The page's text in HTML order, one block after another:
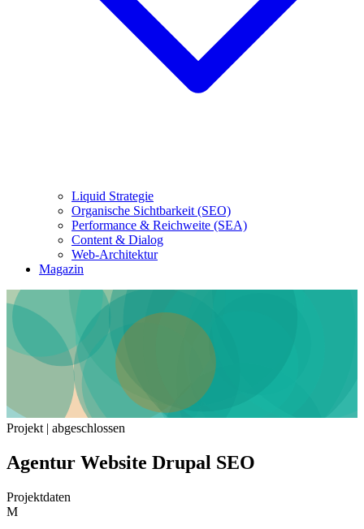
Liquid Strategie
Organische Sichtbarkeit (SEO)
Performance & Reichweite (SEA)
Content & Dialog
Web-Architektur
Magazin
Projekt | abgeschlossen
Agentur Website Drupal SEO
Projektdaten
M